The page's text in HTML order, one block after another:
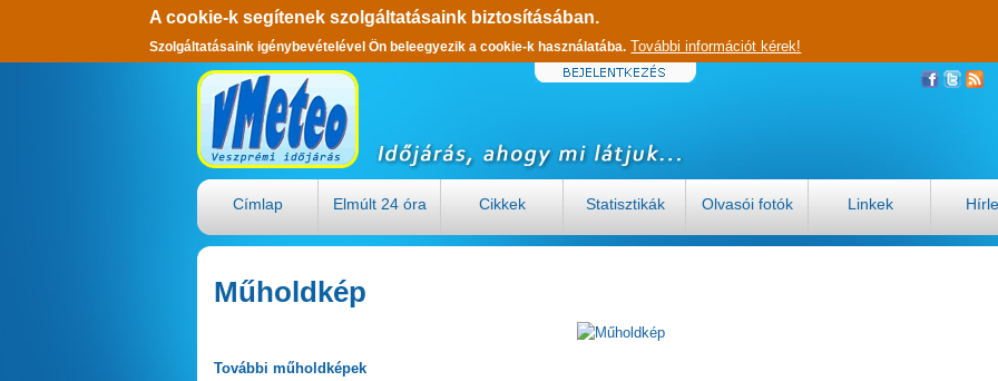
A cookie-k segítenek szolgáltatásaink biztosításában.
Szolgáltatásaink igénybevételével Ön beleegyezik a cookie-k használatába. További információt kérek!
Címlap Elmúlt 24 óra Cikkek Statisztikák Olvasói fotók Linkek
Műholdkép
További műholdképek